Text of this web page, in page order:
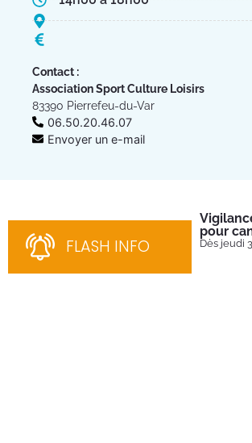
Contact :
Association Sport Culture Loisirs
83390 Pierrefeu-du-Var
06.50.20.46.07
Envoyer un e-mail
FLASH INFO
pour
Dès jeudi